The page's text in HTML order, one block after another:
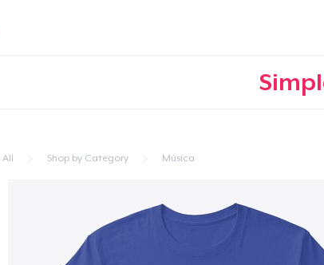
All Shop by Category Música